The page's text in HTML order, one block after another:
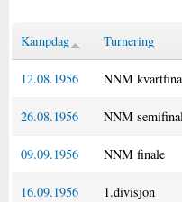
Kampdag Turnering
12.08.1956 NNM
26.08.1956 NNM
09.09.1956 NNM finale
16.09.1956 1.divisjon